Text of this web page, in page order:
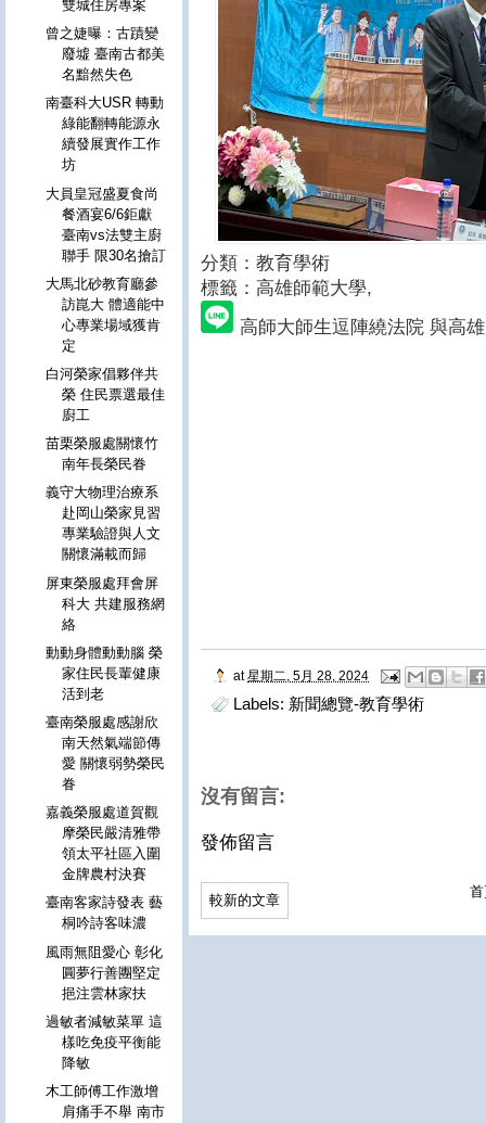
分類：教育學術
標籤：高雄師範大學,
高師大師生逗陣繞法院 與高
at 星期二, 5月 28, 2024
Labels: 新聞總覽-教育學術
沒有留言:
發佈留言
較新的文章
雙城住房專案
曾之婕曝：古蹟變
廢墟 臺南古都美
名黯然失色
南臺科大USR 轉動
綠能翻轉能源永
續發展實作工作
坊
大員皇冠盛夏食尚
餐酒宴6/6鉅獻
臺南vs法雙主廚
聯手 限30名搶訂
大馬北砂教育廳參
訪崑大 體適能中
心專業場域獲肯
定
白河榮家倡夥伴共
榮 住民票選最佳
廚工
苗栗榮服處關懷竹
南年長榮民眷
義守大物理治療系
赴岡山榮家見習
專業驗證與人文
關懷滿載而歸
屏東榮服處拜會屏
科大 共建服務網
絡
動動身體動動腦 榮
家住民長輩健康
活到老
臺南榮服處感謝欣
南天然氣端節傳
愛 關懷弱勢榮民
眷
嘉義榮服處道賀觀
摩榮民嚴清雅帶
領太平社區入圍
金牌農村決賽
臺南客家詩發表 藝
桐吟詩客味濃
風雨無阻愛心 彰化
圓夢行善團堅定
挹注雲林家扶
過敏者減敏菜單 這
樣吃免疫平衡能
降敏
木工師傅工作激增
肩痛手不舉 南市